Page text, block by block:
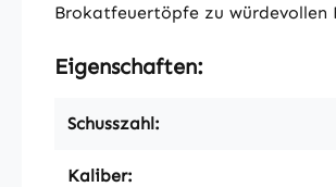
Brokatfeuertöpfe zu würdevollen
Eigenschaften:
Schusszahl:
Kaliber: